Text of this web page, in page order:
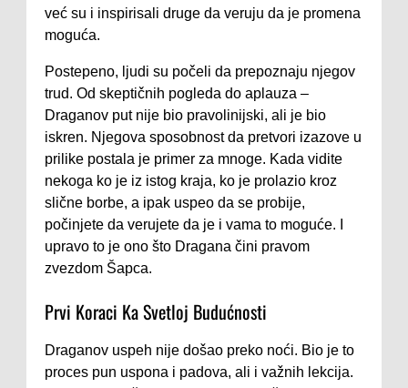
već su i inspirisali druge da veruju da je promena
moguća.
Postepeno, ljudi su počeli da prepoznaju njegov
trud. Od skeptičnih pogleda do aplauza –
Draganov put nije bio pravolinijski, ali je bio
iskren. Njegova sposobnost da pretvori izazove u
prilike postala je primer za mnoge. Kada vidite
nekoga ko je iz istog kraja, ko je prolazio kroz
slične borbe, a ipak uspeo da se probije,
počinjete da verujete da je i vama to moguće. I
upravo to je ono što Dragana čini pravom
zvezdom Šapca.
Prvi Koraci Ka Svetloj Budućnosti
Draganov uspeh nije došao preko noći. Bio je to
proces pun uspona i padova, ali i važnih lekcija.